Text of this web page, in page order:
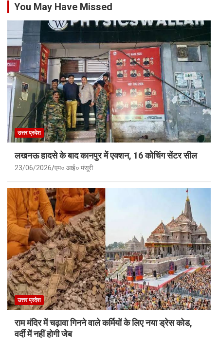
You May Have Missed
उत्तर प्रदेश
लखनऊ हादसे के बाद कानपुर में एक्शन, 16 कोचिंग सेंटर सील
23/06/2026 एम० आई० मंसूरी
उत्तर प्रदेश
राम मंदिर में चढ़ावा गिनने वाले कर्मियों के लिए नया ड्रेस कोड,
वर्दी में नहीं होगी जेब